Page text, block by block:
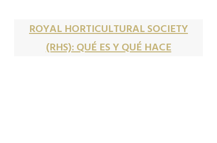
ROYAL HORTICULTURAL SOCIETY
(RHS): QUÉ ES Y QUÉ HACE